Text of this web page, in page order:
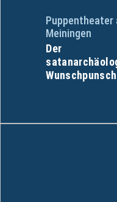
Meiningen
Der
Wunschpunsch